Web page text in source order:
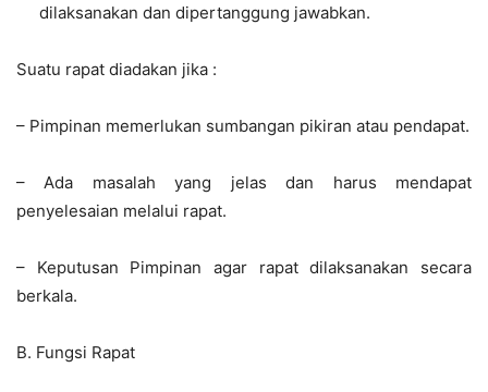
dilaksanakan dan dipertanggung jawabkan.
Suatu rapat diadakan jika :
– Pimpinan memerlukan sumbangan pikiran atau pendapat.
– Ada masalah yang jelas dan harus mendapat
penyelesaian melalui rapat.
– Keputusan Pimpinan agar rapat dilaksanakan secara
berkala.
B. Fungsi Rapat